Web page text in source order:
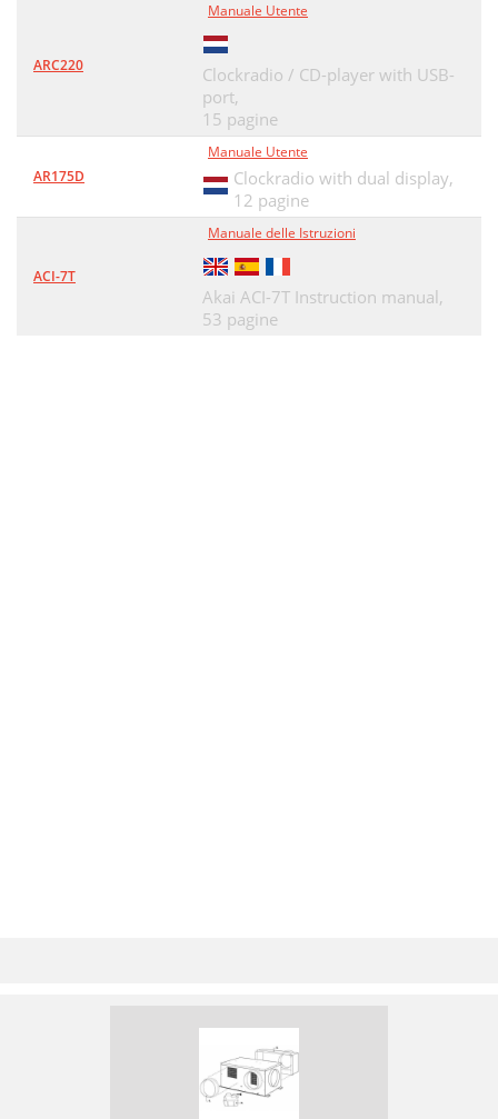
ARC220
Manuale Utente
Clockradio / CD-player with USB-
port,
15 pagine
AR175D
Manuale Utente
Clockradio with dual display,
12 pagine
ACI-7T
Manuale delle Istruzioni
Akai ACI-7T Instruction manual,
53 pagine